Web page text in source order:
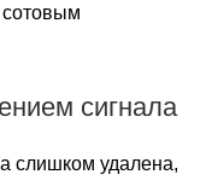
сотовым
сигнала
слишком удалена,